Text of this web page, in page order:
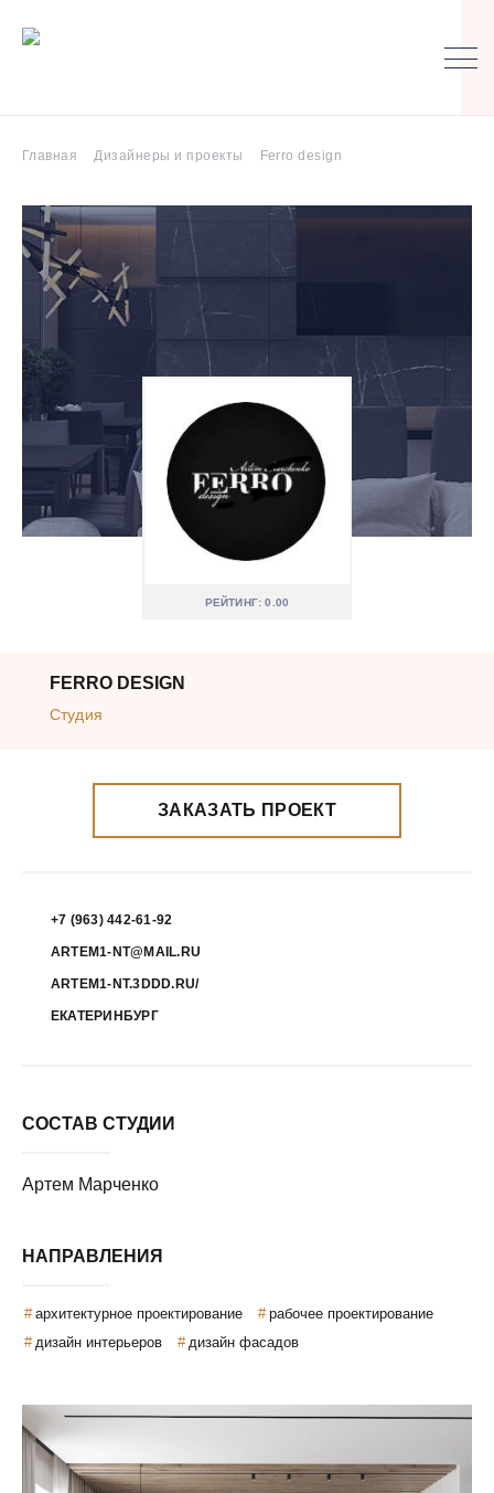
Главная Дизайнеры и проекты Ferro design
РЕЙТИНГ: 0.00
FERRO DESIGN
Студия
ЗАКАЗАТЬ ПРОЕКТ
+7 (963) 442-61-92
ARTEM1-NT@MAIL.RU
ARTEM1-NT.3DDD.RU/
ЕКАТЕРИНБУРГ
СОСТАВ СТУДИИ
Артем Марченко
НАПРАВЛЕНИЯ
архитектурное проектирование
рабочее проектирование
дизайн интерьеров
дизайн фасадов